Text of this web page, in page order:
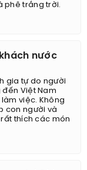
phê trắng trời.
nước
gia tự do người
đến Việt Nam
việc. Không
con người và
thích các món